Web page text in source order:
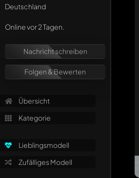
Deutschland
Online vor 2 Tagen.
Nachricht schreiben
Folgen & Bewerten
Übersicht
Kategorie
Lieblingsmodell
Zufälliges Modell